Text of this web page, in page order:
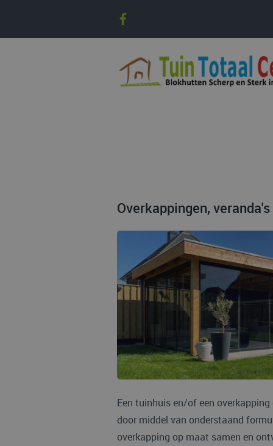
Overkappingen,
Een tuinhuis en/of een
door middel van onderstaand
overkapping op maat samen en